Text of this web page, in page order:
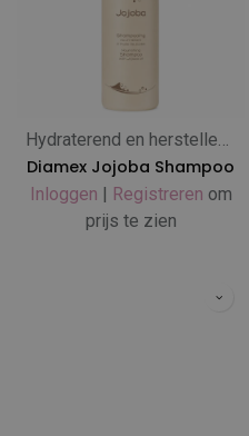
Hydraterend en herstellend
Diamex Jojoba Shampoo
Inloggen | Registreren om
prijs te zien